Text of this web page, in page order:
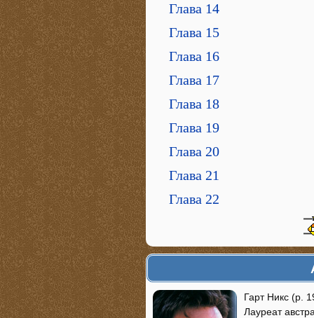
Глава 14
Глава 15
Глава 16
Глава 17
Глава 18
Глава 19
Глава 20
Глава 21
Глава 22
Гарт Никс (р.
Лауреат